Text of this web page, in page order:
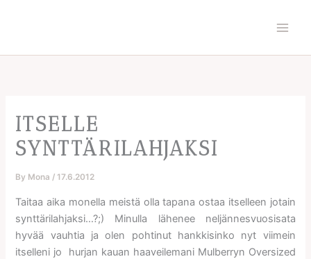
ITSELLE
SYNTTÄRILAHJAKSI
By Mona /17.6.2012
Taitaa aika monella meistä olla tapana ostaa itselleen jotain
synttärilahjaksi…?;) Minulla lähenee neljännesvuosisata
hyvää vauhtia ja olen pohtinut hankkisinko nyt viimein
itselleni jo hurjan kauan haaveilemani Mulberryn Oversized